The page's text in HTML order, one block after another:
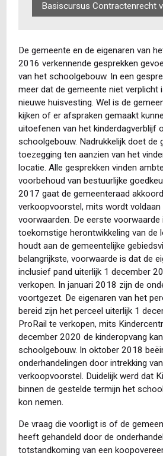
De gemeente en de eigenaren van
2016 verkennende gesprekken
van het schoolgebouw. In een
meer dat de gemeente niet
nieuwe huisvesting. Wel is de
kijken of er afspraken gemaakt
uitoefenen van het kinderdagverblijf
schoolgebouw. Nadrukkelijk doet de
toezegging ten aanzien van het
locatie. Alle gesprekken vinden
voorbehoud van bestuurlijke
2017 gaat de gemeenteraad
verkoopvoorstel, mits wordt voldaan
voorwaarden. De eerste voorwaarde
toekomstige herontwikkeling van de
houdt aan de gemeentelijke
belangrijkste, voorwaarde is dat de
inclusief pand uiterlijk 1 december
verkopen. In januari 2018 zijn de
voortgezet. De eigenaren van het
bereid zijn het perceel uiterlijk 1
ProRail te verkopen, mits
december 2020 de kinderopvang
schoolgebouw. In oktober 2018
onderhandelingen door intrekking
verkoopvoorstel. Duidelijk werd dat
binnen de gestelde termijn het
kon nemen.
De vraag die voorligt is of de
heeft gehandeld door de
totstandkoming van een